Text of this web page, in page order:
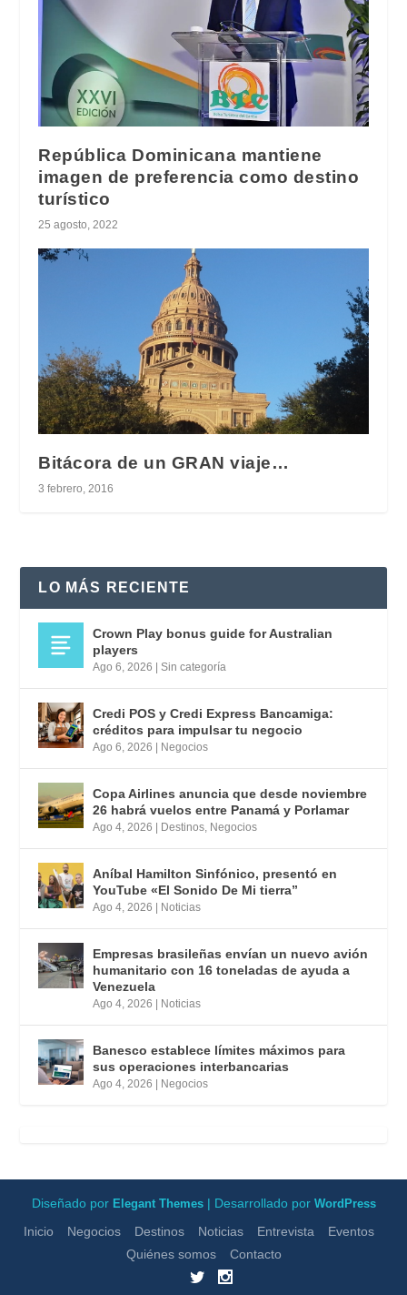
República Dominicana mantiene
imagen de preferencia como destino
turístico
25 agosto, 2022
Bitácora de un GRAN viaje…
3 febrero, 2016
LO MÁS RECIENTE
Crown Play bonus guide for Australian
players
Ago 6, 2026 |Sin categoría
Credi POS y Credi Express Bancamiga:
créditos para impulsar tu negocio
Ago 6, 2026 | Negocios
Copa Airlines anuncia que desde noviembre
26 habrá vuelos entre Panamá y Porlamar
Ago 4, 2026 | Destinos, Negocios
Aníbal Hamilton Sinfónico, presentó en
YouTube «El Sonido De Mi tierra”
Ago 4, 2026 | Noticias
Empresas brasileñas envían un nuevo avión
humanitario con 16 toneladas de ayuda a
Venezuela
Ago 4, 2026 | Noticias
Banesco establece límites máximos para
sus operaciones interbancarias
Ago 4, 2026 | Negocios
Diseñado por Elegant Themes| Desarrollado por WordPress
Inicio Negocios Destinos Noticias Entrevista
Eventos
Quiénes somos
Contacto